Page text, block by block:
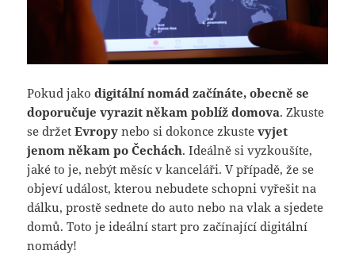
Pokud jakodigitální nomád začínáte, obecně se
doporučuje vyrazit někam poblíž domova. Zkuste
se držetEvropy nebo si dokonce zkustevyjet
jenom někam po Čechách. Ideálně si vyzkoušíte,
jaké to je, nebýt měsíc v kanceláři. V případě, že se
objeví událost, kterou nebudete schopni vyřešit na
dálku, prostě sednete do auto nebo na vlak a sjedete
domů. Toto je ideální start pro začínající digitální
nomády!